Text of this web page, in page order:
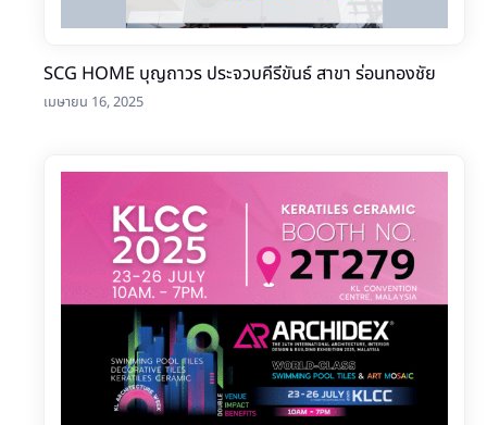
SCG HOME บุญถาวร ประจวบคีรีขันธ์ สาขา ร่อนทองชัย
เมษายน 16, 2025